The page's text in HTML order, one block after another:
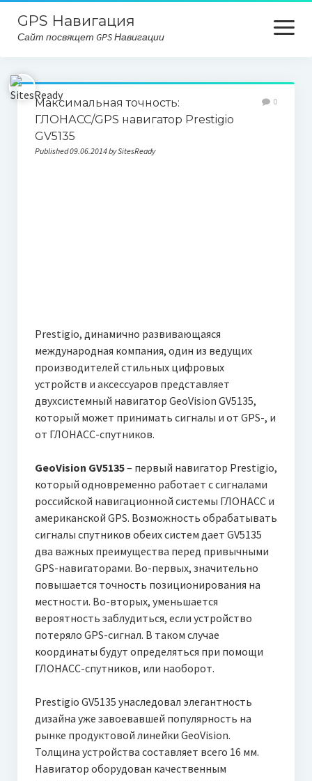
GPS Навигация
Сайт посвящет GPS Навигации
open
menu
Главная
Карта сайта
Максимальная точность:
ГЛОНАСС/GPS навигатор Prestigio
GV5135
Published 09.06.2014 by SitesReady
0
Prestigio, динамично развивающаяся
международная компания, один из ведущих
производителей стильных цифровых
устройств и аксессуаров представляет
двухсистемный навигатор GeoVision GV5135,
который может принимать сигналы и от GPS-, и
от ГЛОНАСС-спутников.
GeoVision GV5135– первый навигатор Prestigio,
который одновременно работает с сигналами
российской навигационной системы ГЛОНАСС и
американской GPS. Возможность обрабатывать
сигналы спутников обеих систем дает GV5135
два важных преимущества перед привычными
GPS-навигаторами. Во-первых, значительно
повышается точность позиционирования на
местности. Во-вторых, уменьшается
вероятность заблудиться, если устройство
потеряло GPS-сигнал. В таком случае
координаты будут определяться при помощи
ГЛОНАСС-спутников, или наоборот.
Prestigio GV5135 унаследовал элегантность
дизайна уже завоевавшей популярность на
рынке продуктовой линейки GeoVision.
Толщина устройства составляет всего 16 мм.
Навигатор оборудован качественным